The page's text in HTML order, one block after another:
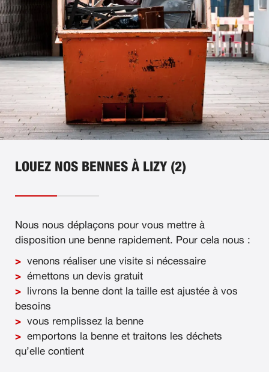
LOUEZ NOS BENNES À LIZY (2)
Nous nous déplaçons pour vous mettre à
disposition une benne rapidement. Pour cela nous :
venons réaliser une visite si nécessaire
émettons un devis gratuit
livrons la benne dont la taille est ajustée à vos
besoins
vous remplissez la benne
emportons la benne et traitons les déchets
qu’elle contient